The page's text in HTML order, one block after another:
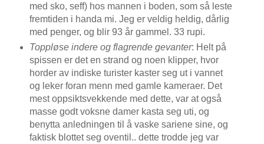
med sko, seff) hos mannen i boden, som så leste
fremtiden i handa mi. Jeg er veldig heldig, dårlig
med penger, og blir 93 år gammel. 33 rupi.
Toppløse indere og flagrende gevanter: Helt på
spissen er det en strand og noen klipper, hvor
horder av indiske turister kaster seg ut i vannet
og leker foran menn med gamle kameraer. Det
mest oppsiktsvekkende med dette, var at også
masse godt voksne damer kasta seg uti, og
benytta anledningen til å vaske sariene sine, og
faktisk blottet seg oventil.. dette trodde jeg var